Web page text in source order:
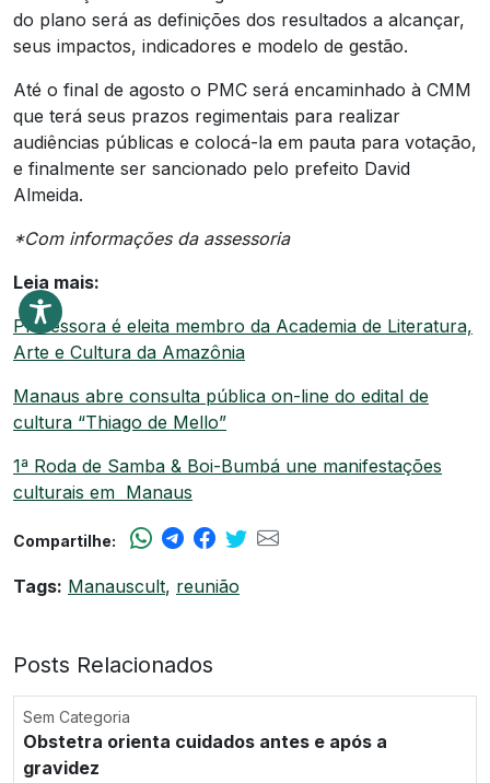
do plano será as definições dos resultados a alcançar,
seus impactos, indicadores e modelo de gestão.
Até o final de agosto o PMC será encaminhado à CMM
que terá seus prazos regimentais para realizar
audiências públicas e colocá-la em pauta para votação,
e finalmente ser sancionado pelo prefeito David
Almeida.
*Com informações da assessoria
Leia mais:
Professora é eleita membro da Academia de Literatura,
Arte e Cultura da Amazônia
Manaus abre consulta pública on-line do edital de
cultura “Thiago de Mello”
1ª Roda de Samba & Boi-Bumbá une manifestações
culturais em Manaus
Compartilhe:
Tags: Manauscult, reunião
Posts Relacionados
Sem Categoria
Obstetra orienta cuidados antes e após a
gravidez